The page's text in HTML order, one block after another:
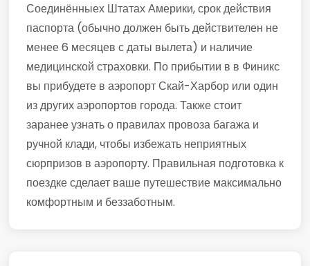
Соединённыех Штатах Америки, срок действия
паспорта (обычно должен быть действителен не
менее 6 месяцев с даты вылета) и наличие
медицинской страховки. По прибытии в в Финикс
вы прибудете в аэропорт Скай-Харбор или один
из других аэропортов города. Также стоит
заранее узнать о правилах провоза багажа и
ручной клади, чтобы избежать неприятных
сюрпризов в аэропорту. Правильная подготовка к
поездке сделает ваше путешествие максимально
комфортным и беззаботным.